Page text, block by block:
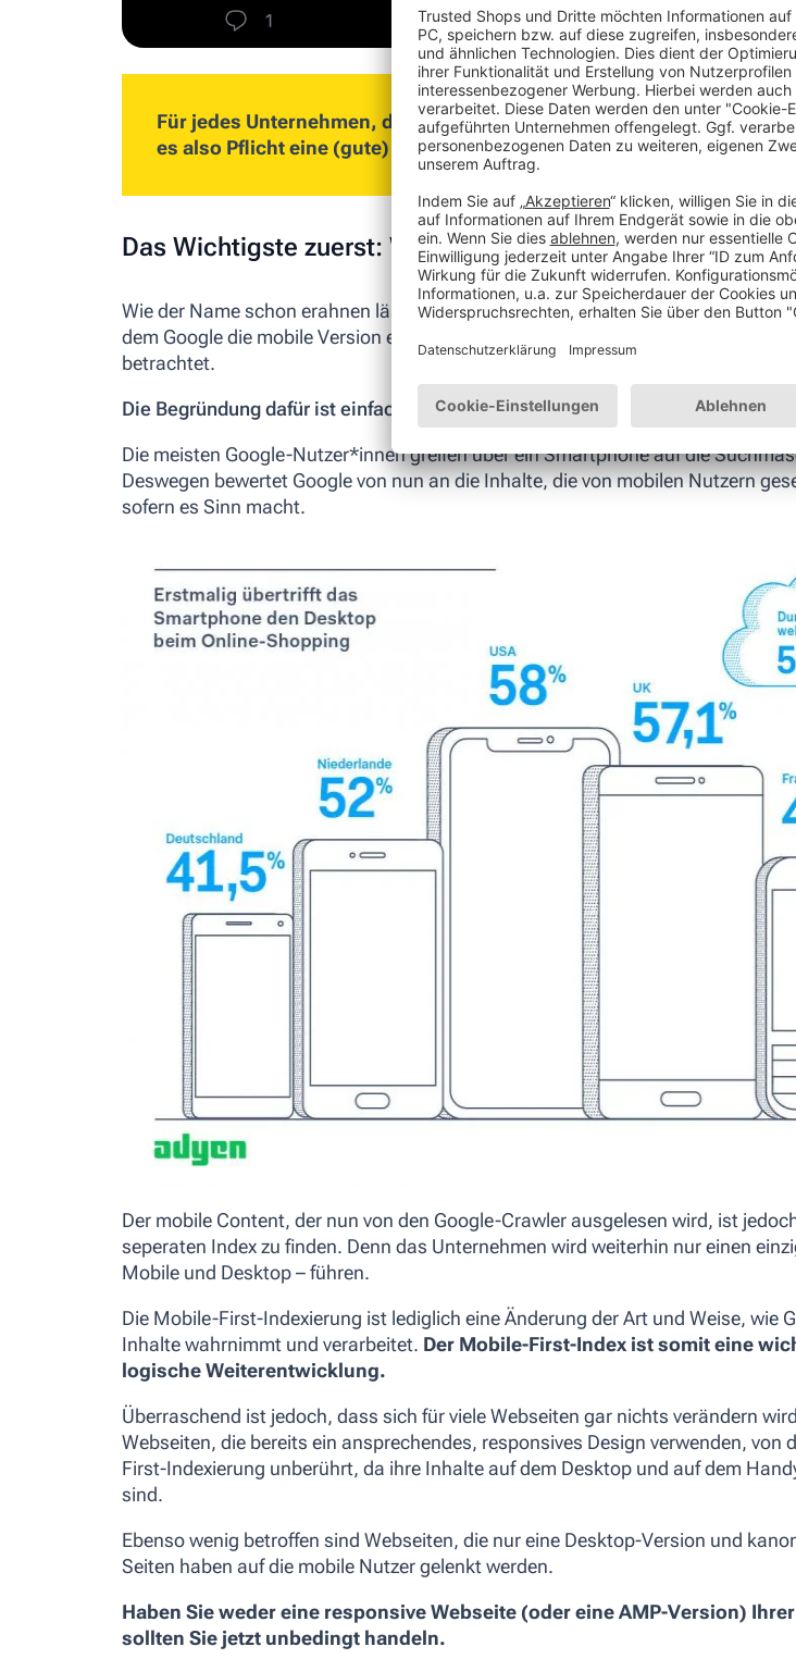
Für jedes Unternehmen, das weiterhin über Google gefunden
es also Pflicht eine (gute) mobile Webseite zu haben.
Das Wichtigste zuerst: Was ist der Mobile-First-Index
Wie der Name schon erahnen lässt, ist der Mobile-First-Index ein
dem Google die mobile Version einer Webseite für das Ranking in den
betrachtet.
Die Begründung dafür ist einfach:
Die meisten Google-Nutzer*innen greifen über ein Smartphone auf die
Deswegen bewertet Google von nun an die Inhalte, die von mobilen Nutzern
sofern es Sinn macht.
Der mobile Content, der nun von den Google-Crawler ausgelesen wird, ist
seperaten Index zu finden. Denn das Unternehmen wird weiterhin nur einen
Mobile und Desktop – führen.
Die Mobile-First-Indexierung ist lediglich eine Änderung der Art und Weise, wie
Inhalte wahrnimmt und verarbeitet. Der Mobile-First-Index ist somit eine
logische Weiterentwicklung.
Überraschend ist jedoch, dass sich für viele Webseiten gar nichts verändern
Webseiten, die bereits ein ansprechendes, responsives Design verwenden, von
First-Indexierung unberührt, da ihre Inhalte auf dem Desktop und auf dem
sind.
Ebenso wenig betroffen sind Webseiten, die nur eine Desktop-Version und
Seiten haben auf die mobile Nutzer gelenkt werden.
Haben Sie weder eine responsive Webseite (oder eine AMP-Version)
sollten Sie jetzt unbedingt handeln.